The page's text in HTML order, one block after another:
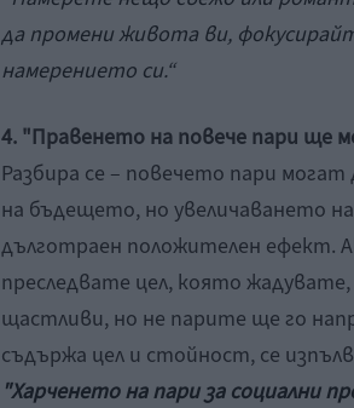
да промени живота ви,
намерението си.“
4. "Правенето на повече пари ще
Разбира се – повечето пари
на бъдещето, но увеличаването
дълготраен положителен ефект.
преследвате цел, която
щастливи, но не парите ще го
съдържа цел и стойност, се
"Харченето на пари за социални